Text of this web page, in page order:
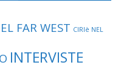
FAR WEST CIRIè NEL
INTERVISTE